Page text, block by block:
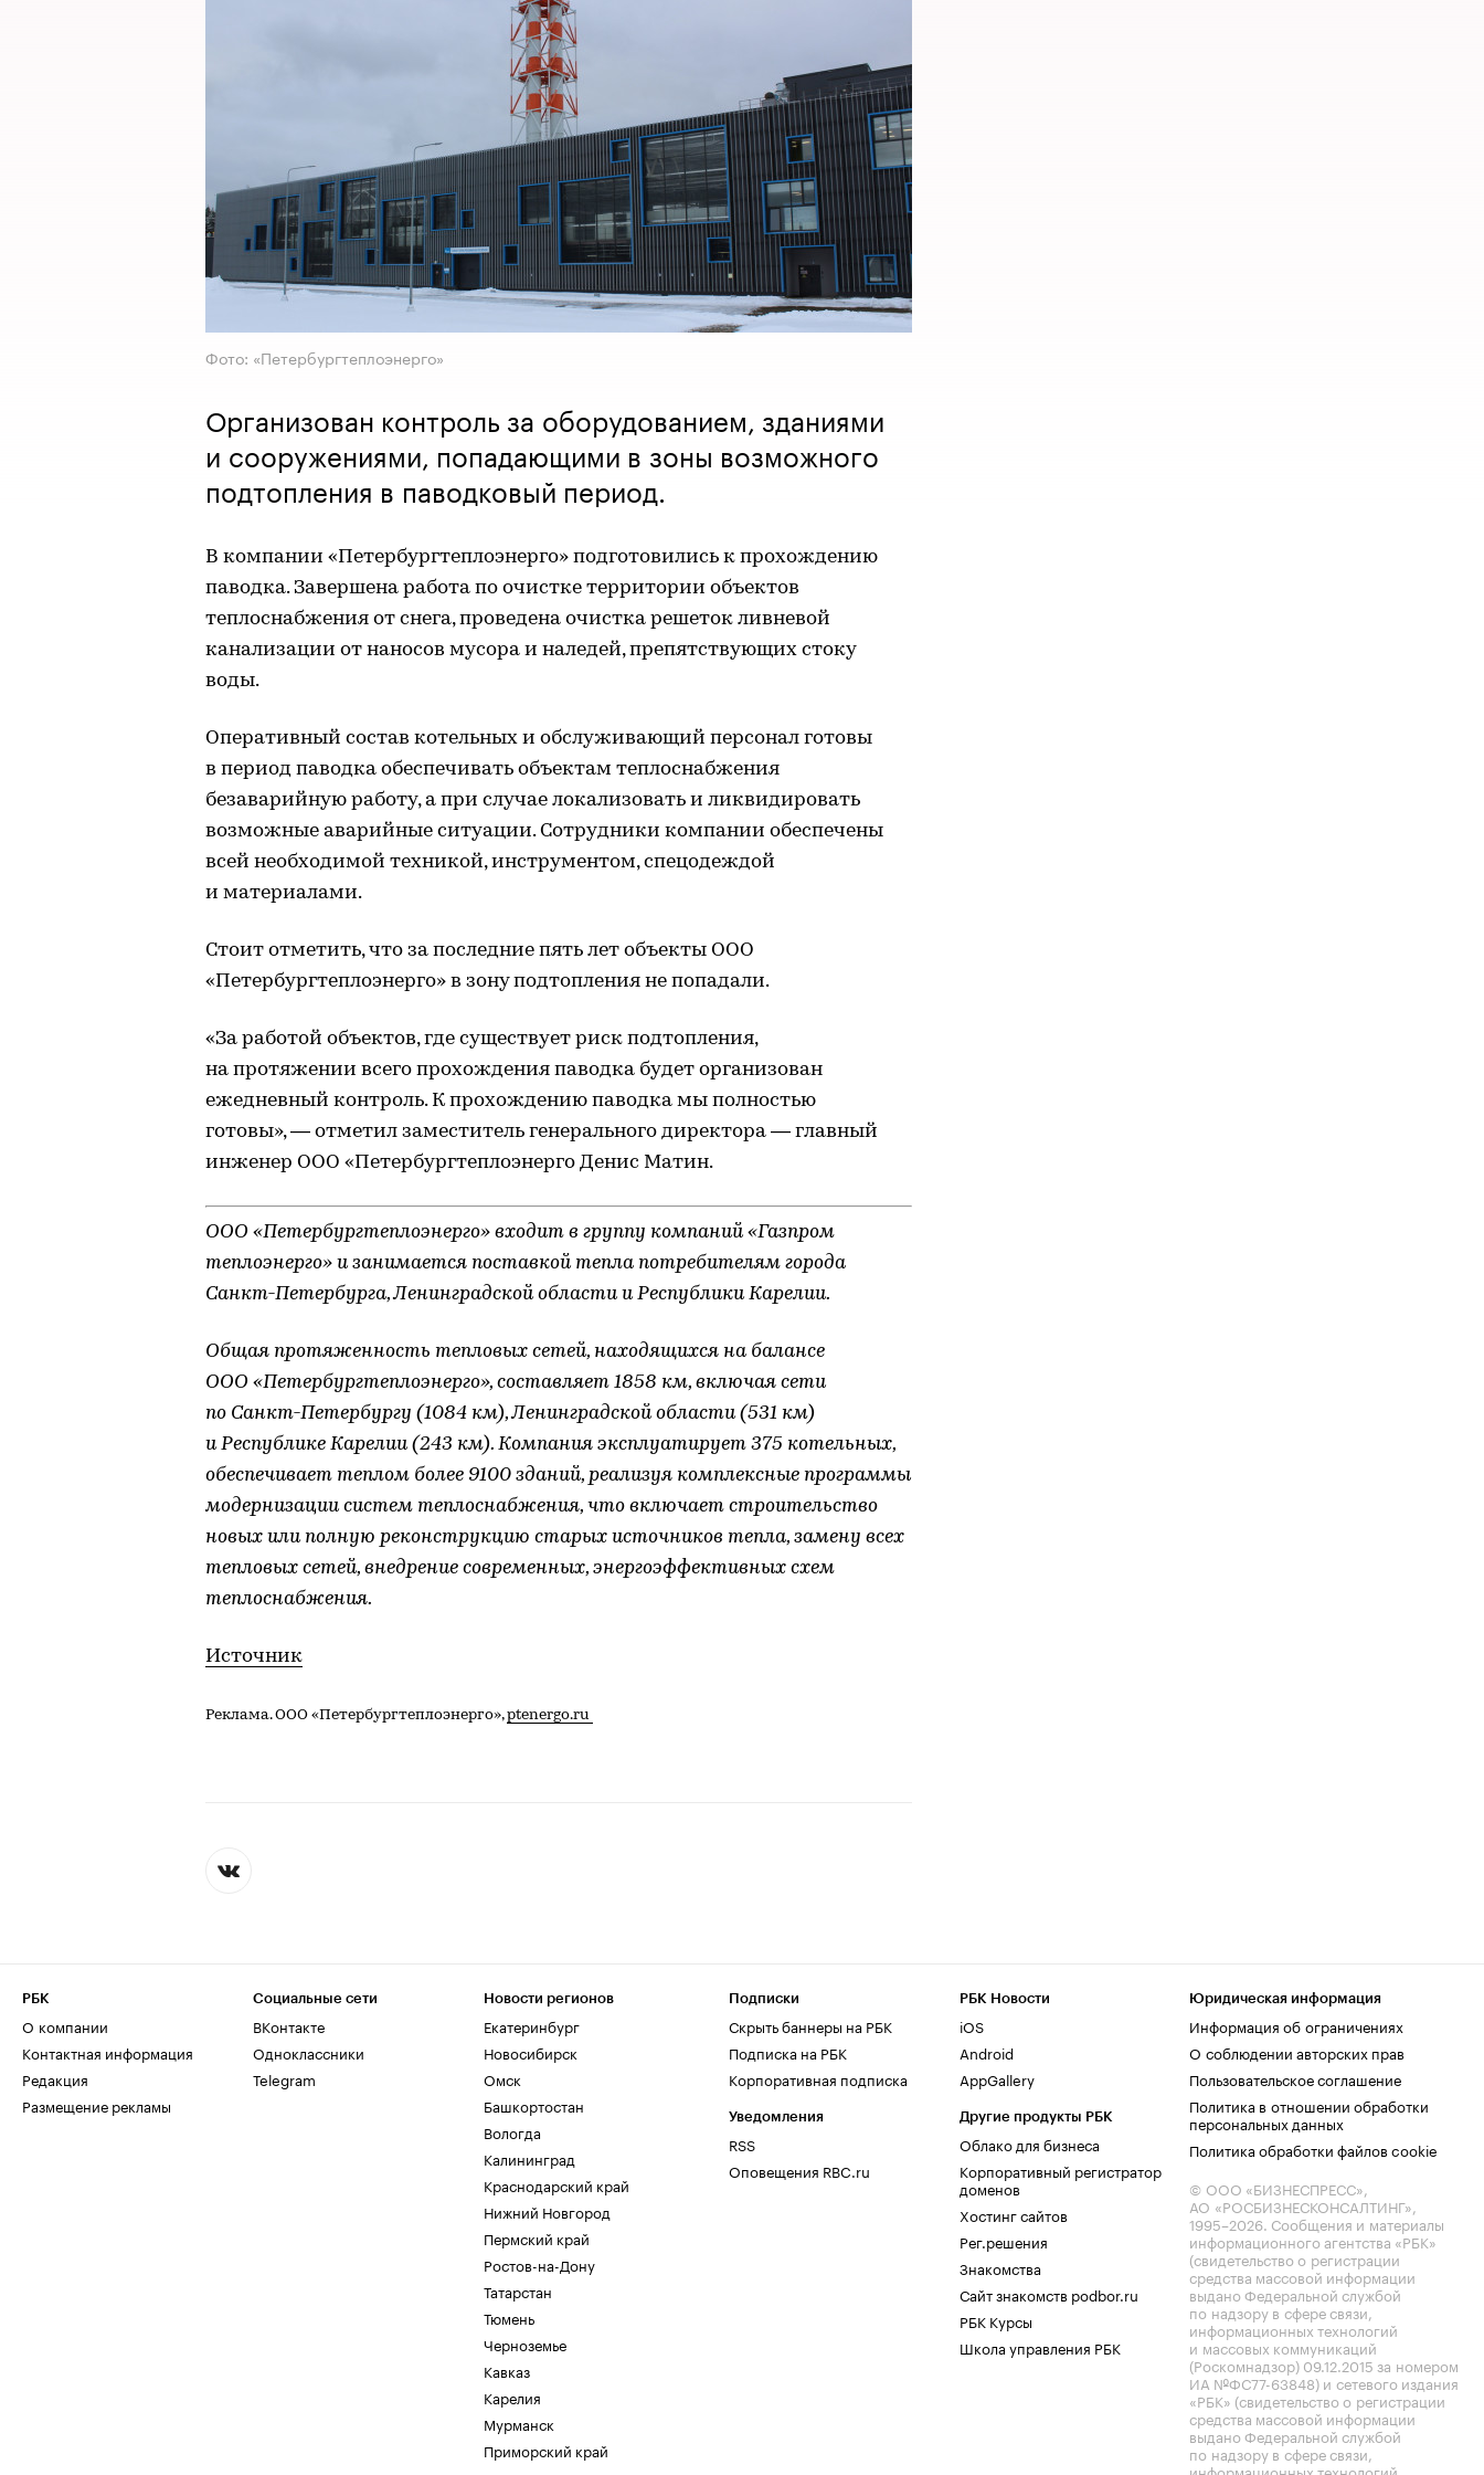
Фото: «Петербургтеплоэнерго»
Организован контроль за оборудованием, зданиями
и сооружениями, попадающими в зоны возможного
подтопления в паводковый период.
В компании «Петербургтеплоэнерго» подготовились к прохождению
паводка. Завершена работа по очистке территории объектов
теплоснабжения от снега, проведена очистка решеток ливневой
канализации от наносов мусора и наледей, препятствующих стоку
воды.
Оперативный состав котельных и обслуживающий персонал готовы
в период паводка обеспечивать объектам теплоснабжения
безаварийную работу, а при случае локализовать и ликвидировать
возможные аварийные ситуации. Сотрудники компании обеспечены
всей необходимой техникой, инструментом, спецодеждой
и материалами.
Стоит отметить, что за последние пять лет объекты ООО
«Петербургтеплоэнерго» в зону подтопления не попадали.
«За работой объектов, где существует риск подтопления,
на протяжении всего прохождения паводка будет организован
ежедневный контроль. К прохождению паводка мы полностью
готовы», — отметил заместитель генерального директора — главный
инженер ООО «Петербургтеплоэнерго Денис Матин.
ООО «Петербургтеплоэнерго» входит в группу компаний «Газпром
теплоэнерго» и занимается поставкой тепла потребителям города
Санкт-Петербурга, Ленинградской области и Республики Карелии.
Общая протяженность тепловых сетей, находящихся на балансе
ООО «Петербургтеплоэнерго», составляет 1858 км, включая сети
по Санкт-Петербургу (1084 км), Ленинградской области (531 км)
и Республике Карелии (243 км). Компания эксплуатирует 375 котельных,
обеспечивает теплом более 9100 зданий, реализуя комплексные программы
модернизации систем теплоснабжения, что включает строительство
новых или полную реконструкцию старых источников тепла, замену всех
тепловых сетей, внедрение современных, энергоэффективных схем
теплоснабжения.
Источник
Реклама. ООО «Петербургтеплоэнерго»,ptenergo.ru
РБК
О компании
Контактная информация
Редакция
Размещение рекламы
Социальные сети
ВКонтакте
Одноклассники
Telegram
Новости регионов
Екатеринбург
Новосибирск
Омск
Башкортостан
Вологда
Калининград
Краснодарский край
Нижний Новгород
Пермский край
Ростов-на-Дону
Татарстан
Тюмень
Черноземье
Кавказ
Карелия
Мурманск
Приморский край
Подписки
Скрыть баннеры на РБК
Подписка на РБК
Корпоративная подписка
Уведомления
RSS
Оповещения RBC.ru
РБК Новости
iOS
Android
AppGallery
Другие продукты РБК
Облако для бизнеса
Корпоративный регистратор
доменов
Хостинг сайтов
Рег.решения
Знакомства
Сайт знакомств podbor.ru
РБК Курсы
Школа управления РБК
Юридическая информация
Информация об ограничениях
О соблюдении авторских прав
Пользовательское соглашение
Политика в отношении обработки
персональных данных
Политика обработки файлов cookie
© ООО «БИЗНЕСПРЕСС»,
АО «РОСБИЗНЕСКОНСАЛТИНГ»,
1995–2026. Сообщения и материалы
информационного агентства «РБК»
(свидетельство о регистрации
средства массовой информации
выдано Федеральной службой
по надзору в сфере связи,
информационных технологий
и массовых коммуникаций
(Роскомнадзор) 09.12.2015 за номером
ИА №ФС77-63848) и сетевого издания
«РБК» (свидетельство о регистрации
средства массовой информации
выдано Федеральной службой
по надзору в сфере связи,
информационных технологий